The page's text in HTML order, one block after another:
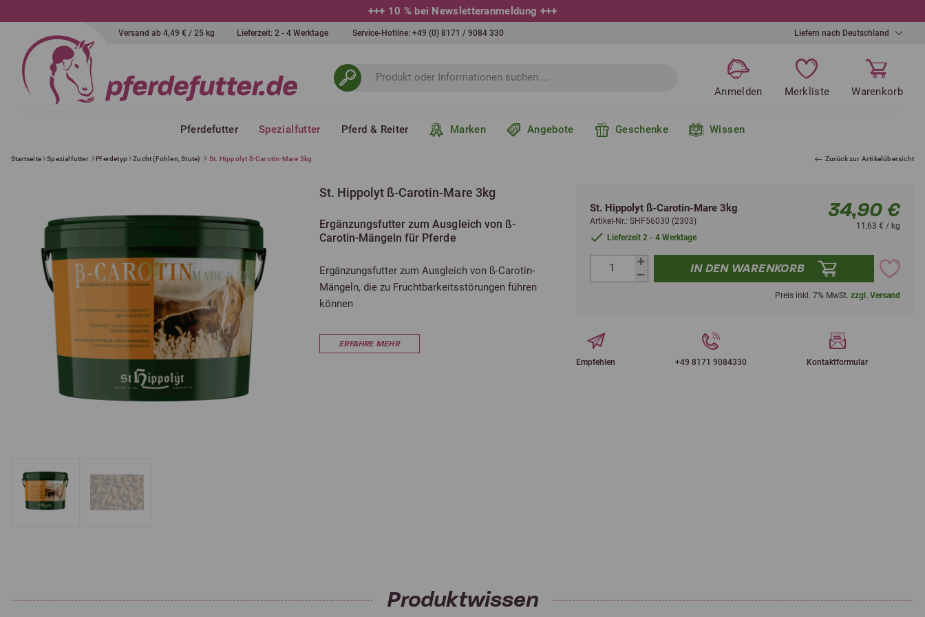
+++ 10 % bei Newsletteranmeldung +++
Versand ab 4,49 € / 25 kg Lieferzeit: 2 - 4 Werktage Service-Hotline: +49 (0) 8171 / 9084 330 Liefern nach Deutschland
Anmelden Merkliste Warenkorb
Pferdefutter Spezialfutter Pferd & Reiter Marken Angebote Geschenke Wissen
Startseite Spezialfutter Pferdetyp Zucht (Fohlen, Stute) St. Hippolyt ß-Carotin-Mare 3kg Zurück zur Artikelübersicht
St. Hippolyt ß-Carotin-Mare 3kg
Ergänzungsfutter zum Ausgleich von ß-
Carotin-Mängeln für Pferde
Ergänzungsfutter zum Ausgleich von ß-Carotin-
Mängeln, die zu Fruchtbarkeitsstörungen führen
können
ERFAHRE MEHR
St. Hippolyt ß-Carotin-Mare 3kg
Artikel-Nr.: SHF56030 (2303)
Lieferzeit 2 - 4 Werktage
34,90 €
11,63 € / kg
IN DEN WARENKORB
Preis inkl. 7% MwSt. zzgl. Versand
Empfehlen +49 8171 9084330 Kontaktformular
Produktwissen